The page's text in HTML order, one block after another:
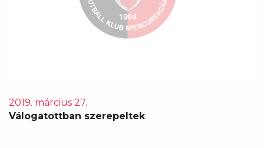
2019. március 27.
Válogatottban szerepeltek